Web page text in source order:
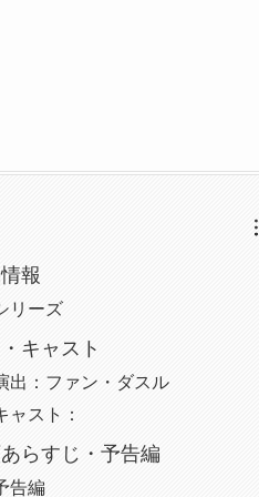
報
リーズ
キャスト
出：ファン・ダスル
ャスト：
らすじ・予告編
告編